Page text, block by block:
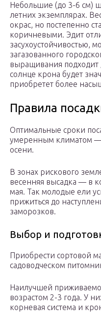
Небольшие (до 3-6 см)
летних экземплярах.
окрас, но постепенно
коричневыми. Эдит
засухоустойчивостью,
загазованного
выращивания подходит
солнце крона будет
приобретет более
Правила
Оптимальные сроки
умеренным климатом —
осени.
В зонах рискового
весенняя высадка — в
мая. Так молодые ели
прижиться до
заморозков.
Выбор и
Приобрести сортовой
садоводческом
Наилучшей
возрастом 2-3 года. У
корневая система и